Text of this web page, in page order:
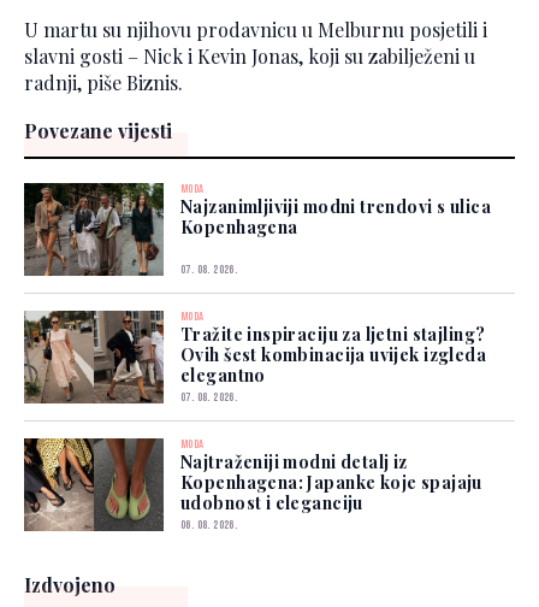
U martu su njihovu prodavnicu u Melburnu posjetili i
slavni gosti – Nick i Kevin Jonas, koji su zabilježeni u
radnji, piše Biznis.
Povezane vijesti
MODA
Najzanimljiviji modni trendovi s ulica
Kopenhagena
07. 08. 2026.
MODA
Tražite inspiraciju za ljetni stajling?
Ovih šest kombinacija uvijek izgleda
elegantno
07. 08. 2026.
MODA
Najtraženiji modni detalj iz
Kopenhagena: Japanke koje spajaju
udobnost i eleganciju
06. 08. 2026.
Izdvojeno